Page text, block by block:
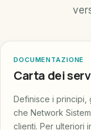
DOCUMENTAZIONE
Carta dei
Definisce i principi,
che Network
clienti. Per ulteriori